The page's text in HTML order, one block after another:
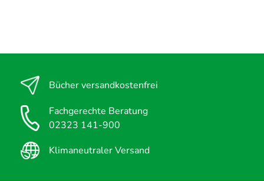
Bücher versandkostenfrei
Fachgerechte Beratung
02323 141-900
Klimaneutraler Versand